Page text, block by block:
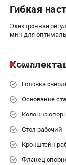
Гибкая
Электронная
мин для
Головка
Основание
Колонна
Стол рабочий
Кронштейн
Фланец